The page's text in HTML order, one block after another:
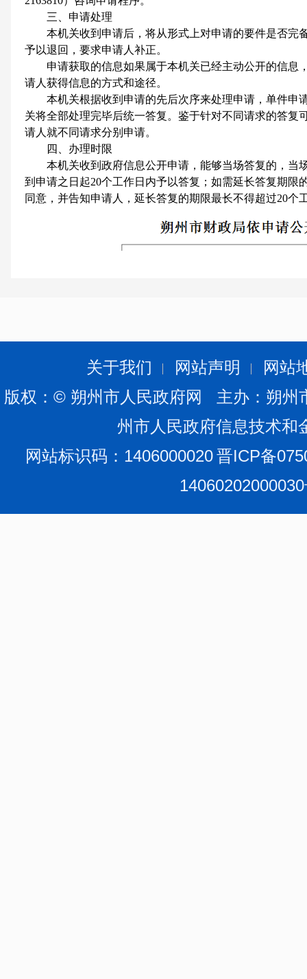
三、申请处理
本机关收到申请后，将从形式上对申请的要件是否完
予以退回，要求申请人补正。
申请获取的信息如果属于本机关已经主动公开的信息
请人获得信息的方式和途径。
本机关根据收到申请的先后次序来处理申请，单件申
关将全部处理完毕后统一答复。鉴于针对不同请求的答复
请人就不同请求分别申请。
四、办理时限
本机关收到政府信息公开申请，能够当场答复的，当
到申请之日起20个工作日内予以答复；如需延长答复期限
同意，并告知申请人，延长答复的期限最长不得超过20个
关于我们 网站声明
网站
版权：© 朔州市人民政府网 主办：朔
州市人民政府信息技术和
网站标识码：1406000020晋ICP备